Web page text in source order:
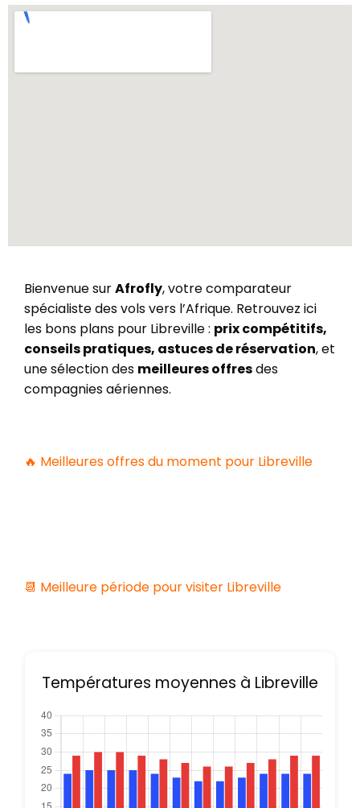
Bienvenue surAfrofly, votre comparateur
spécialiste des vols vers l’Afrique. Retrouvez ici
les bons plans pour Libreville : prix compétitifs,
conseils pratiques, astuces de réservation, et
une sélection des meilleures offresdes
compagnies aériennes.
🔥 Meilleures offres du moment pour Libreville
📆 Meilleure période pour visiter Libreville
Températures moyennes à Libreville